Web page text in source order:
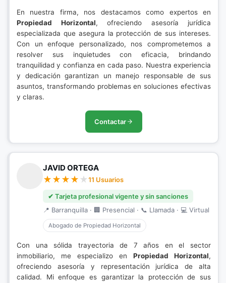
En nuestra firma, nos destacamos como expertos en
Propiedad Horizontal, ofreciendo asesoría jurídica
especializada que asegura la protección de sus intereses.
Con un enfoque personalizado, nos comprometemos a
resolver sus inquietudes con eficacia, brindando
tranquilidad y confianza en cada paso. Nuestra experiencia
y dedicación garantizan un manejo responsable de sus
asuntos, transformando problemas en soluciones efectivas
y claras.
Contactar
JAVID ORTEGA
11 Usuarios
✔ Tarjeta profesional vigente y sin sanciones
📍 Barranquilla · 🏢 Presencial · 📞 Llamada · 💻 Virtual
Abogado de Propiedad Horizontal
Con una sólida trayectoria de 7 años en el sector
inmobiliario, me especializo en Propiedad Horizontal,
ofreciendo asesoría y representación jurídica de alta
calidad. Mi enfoque es garantizar la protección de sus